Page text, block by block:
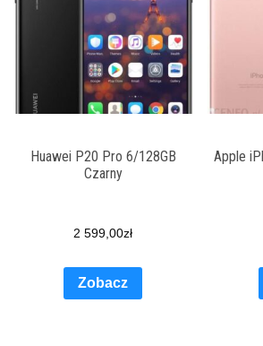
Huawei P20 Pro 6/128GB
Czarny
2 599,00zł
Zobacz
Apple